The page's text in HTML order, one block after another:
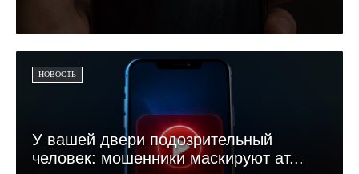
НОВОСТЬ
У вашей двери подозрительный
человек: мошенники маскируют ат...